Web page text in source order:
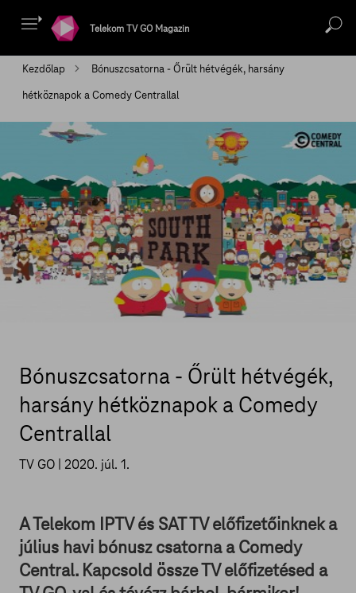
Telekom TV GO Magazin
Kezdőlap
Bónuszcsatorna - Őrült hétvégék, harsány
hétköznapok a Comedy Centrallal
Bónuszcsatorna - Őrült hétvégék,
harsány hétköznapok a Comedy
Centrallal
TV GO | 2020. júl. 1.
A Telekom IPTV és SAT TV előfizetőinknek a
július havi bónusz csatorna a Comedy
Central. Kapcsold össze TV előfizetésed a